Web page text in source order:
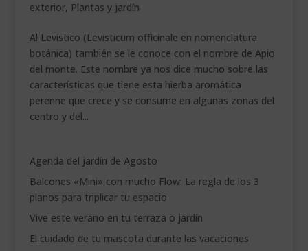
exterior, Plantas y jardín
Al Levístico (Levisticum officinale en nomenclatura
botánica) también se le conoce con el nombre de Apio
del monte. Este nombre ya nos dice mucho sobre las
características que tiene esta hierba aromática
perenne que crece y se consume en algunas zonas del
centro y del...
Agenda del jardín de Agosto
Balcones «Mini» con mucho Flow: La regla de los 3
planos para triplicar tu espacio
Vive este verano en tu terraza o jardín
El cuidado de tu mascota durante las vacaciones